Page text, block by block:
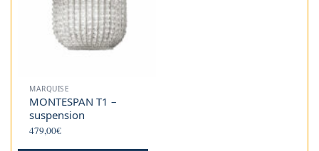
MARQUISE
MONTESPAN T1 –
suspension
479,00€